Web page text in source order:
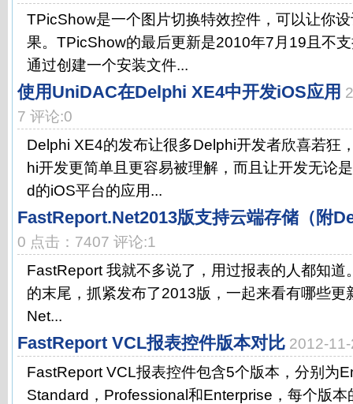
TPicShow是一个图片切换特效控件，可以让你
果。TPicShow的最后更新是2010年7月19且不
通过创建一个安装文件...
使用UniDAC在Delphi XE4中开发iOS应用
7 评论:0
Delphi XE4的发布让很多Delphi开发者欣喜若狂
hi开发更简单且更容易被理解，而且让开发无论
d的iOS平台的应用...
FastReport.Net2013版支持云端存储（附
0 点击：7407 评论:1
FastReport 我就不多说了，用过报表的人都知
的末尾，抓紧发布了2013版，一起来看有哪些更
Net...
FastReport VCL报表控件版本对比 2012-
FastReport VCL报表控件包含5个版本，分别为
Standard，Professional和Enterprise，每个版本